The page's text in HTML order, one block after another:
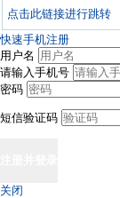
点击此链接进行跳转
快速手机注册
用户名
请输入手机号
密码
短信验证码
关闭